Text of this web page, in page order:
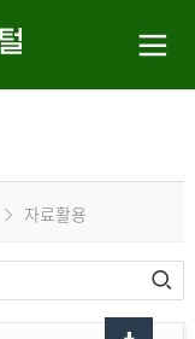
자료활용